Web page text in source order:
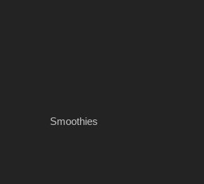
Smoothies